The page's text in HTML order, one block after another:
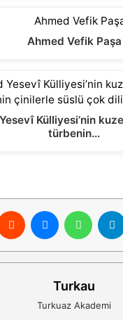
Ahmed Vefik Paşa
Külliyesi’nin
türbenin…
Turkau
Turkuaz Akademi